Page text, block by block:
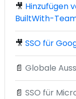
🎥 Hinzufügen
BuiltWith-
🎥 SSO für
📄 Globale
📄 SSO für